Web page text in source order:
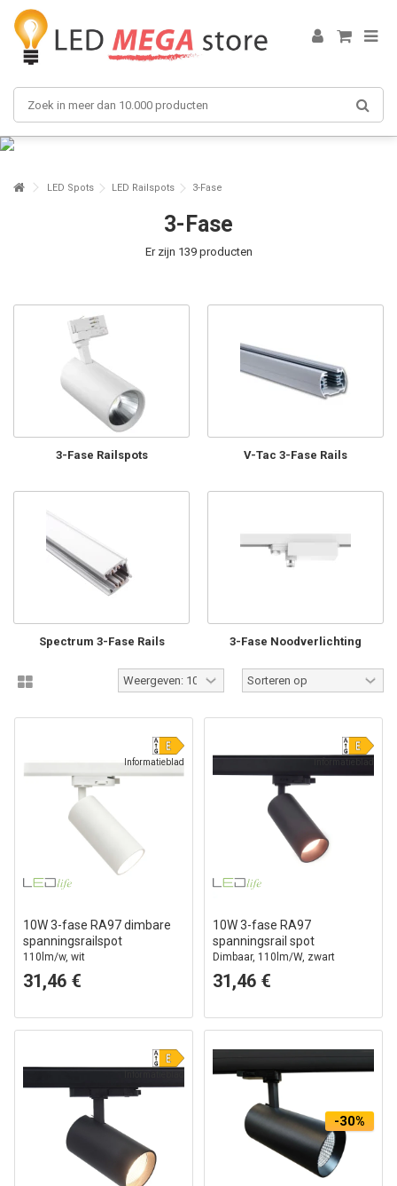
LED Spots LED Railspots 3-Fase
3-Fase
Er zijn 139 producten
3-Fase Railspots V-Tac 3-Fase Rails
Spectrum 3-Fase Rails 3-Fase Noodverlichting
Informatieblad
10W 3-fase RA97 dimbare
spanningsrailspot
110lm/w, wit
31,46 €
10W 3-fase RA97
spanningsrail spot
Dimbaar, 110lm/W, zwart
31,46 €
-30%